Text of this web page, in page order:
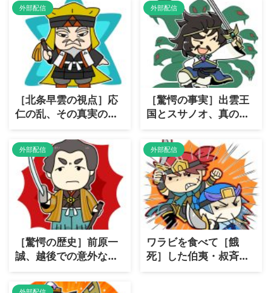
外部配信
［北条早雲の視点］応
仁の乱、その真実の背
景とは？
外部配信
［驚愕の事実］出雲王
国とスサノオ、真の
「国盗り物語」！
外部配信
［驚愕の歴史］前原一
誠、越後での意外な善
政とは？
外部配信
ワラビを食べて［餓
死］した伯夷・叔斉兄
弟の悲劇！